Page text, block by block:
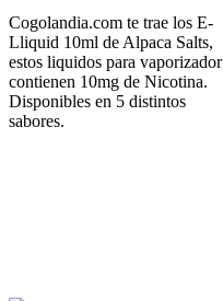
Cogolandia.com te trae los E-
Lliquid 10ml de Alpaca Salts,
estos liquidos para vaporizador
contienen 10mg de Nicotina.
Disponibles en 5 distintos
sabores.